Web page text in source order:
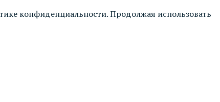
конфиденциальности. Продолжая использовать